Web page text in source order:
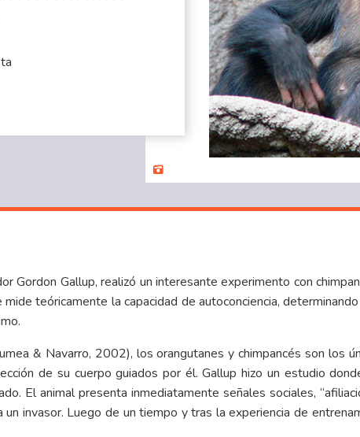
Gordon Gallup, realizó un interesante experimento con
teóricamente la capacidad de autoconciencia,
& Navarro, 2002), los orangutanes y chimpancés son los
de su cuerpo guiados por él. Gallup hizo un estudio
El animal presenta inmediatamente señales sociales,
invasor. Luego de un tiempo y tras la experiencia de